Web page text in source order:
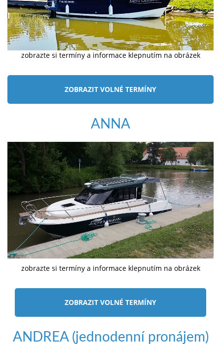
zobrazte si termíny a informace klepnutím na obrázek
ZOBRAZIT VOLNÉ TERMÍNY
ANNA
zobrazte si termíny a informace klepnutím na obrázek
ZOBRAZIT VOLNÉ TERMÍNY
ANDREA (jednodenní pronájem)